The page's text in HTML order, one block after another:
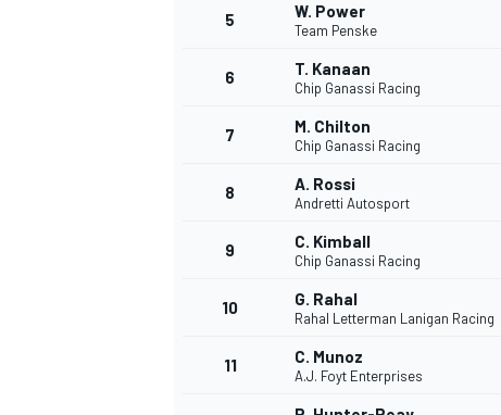
5 W. Power
Team Penske
6 T. Kanaan
Chip Ganassi Racing
7 M. Chilton
Chip Ganassi Racing
8 A. Rossi
Andretti Autosport
9 C. Kimball
Chip Ganassi Racing
10 G. Rahal
Rahal Letterman Lanigan Racing
11 C. Munoz
A.J. Foyt Enterprises